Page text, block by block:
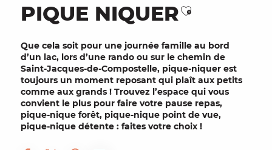
PIQUE NIQUERAjouter aux
Que cela soit pour une journée famille au bord
d’un lac, lors d’une rando ou sur le chemin de
Saint-Jacques-de-Compostelle, pique-niquer est
toujours un moment reposant qui plaît aux petits
comme aux grands ! Trouvez l’espace qui vous
convient le plus pour faire votre pause repas,
pique-nique forêt, pique-nique point de vue,
pique-nique détente : faites votre choix !